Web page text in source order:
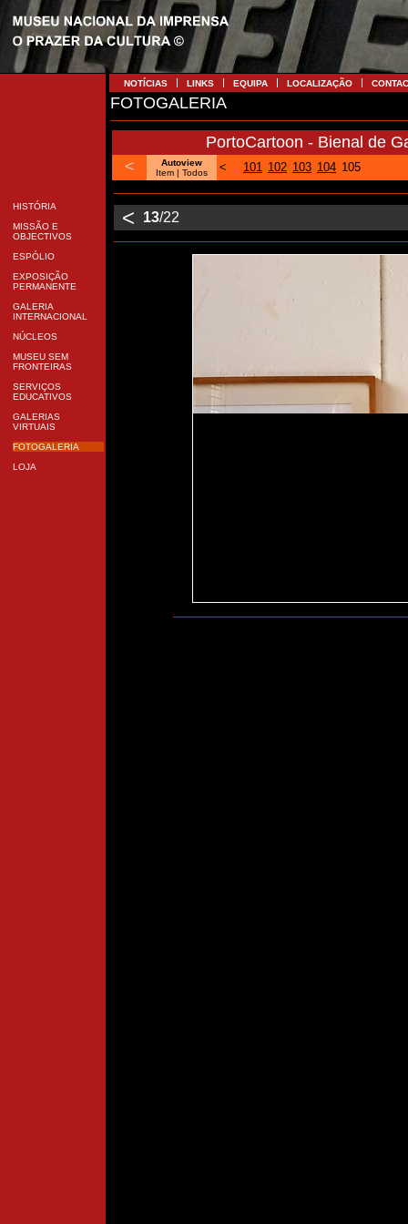
HISTÓRIA
MISSÃO E
OBJECTIVOS
ESPÓLIO
EXPOSIÇÃO
PERMANENTE
GALERIA
INTERNACIONAL
NÚCLEOS
MUSEU SEM
FRONTEIRAS
SERVIÇOS
EDUCATIVOS
GALERIAS
VIRTUAIS
FOTOGALERIA
LOJA
NOTÍCIAS LINKS EQUIPA LOCALIZAÇÃO
FOTOGALERIA
PortoCartoon - Bienal de
<
Autoview
Item | Todos < 101 102 103 104 105
< 13/22